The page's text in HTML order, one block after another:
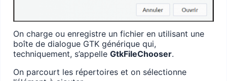
On charge ou enregistre un fichier en utilisant une
boîte de dialogue GTK générique qui,
techniquement, s’appelle GtkFileChooser.
On parcourt les répertoires et on sélectionne